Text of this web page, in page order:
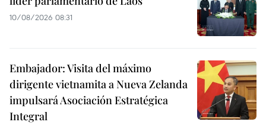
10/08/2026 08:31
Embajador: Visita del máximo
dirigente vietnamita a Nueva Zelanda
impulsará Asociación Estratégica
Integral